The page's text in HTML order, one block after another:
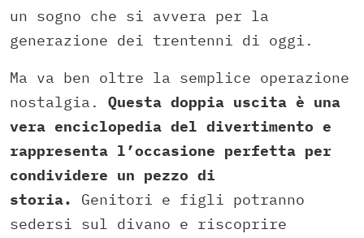
un sogno che si avvera per la
generazione dei trentenni di oggi.
Ma va ben oltre la semplice operazione
nostalgia. Questa doppia uscita è una
vera enciclopedia del divertimento e
rappresenta l’occasione perfetta per
condividere un pezzo di
storia.
Genitori e figli potranno
sedersi sul divano e riscoprire